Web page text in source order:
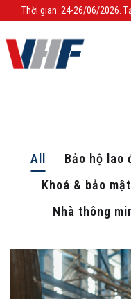
Thời gian: 24-26/06/2026.
All Bảo hộ lao
Khoá & bảo mật
Nhà thông